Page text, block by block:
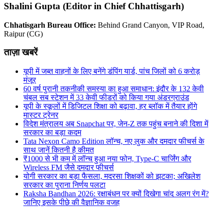
Shalini Gupta (Editor in Chief Chhattisgarh)
Chhatisgarh Bureau Office: Behind Grand Canyon, VIP Road,
Raipur (CG)
ताज़ा खबरें
यूपी में जब्त वाहनों के लिए बनेंगे डंपिंग यार्ड, पांच जिलों को 6 करोड़
मंजूर
60 वर्ष पुरानी तकनीकी समस्या का हुआ समाधान: इंदौर के 132 केवी
चंबल सब स्टेशन में 33 केवी फीडरों को किया गया अंडरग्राउंड
यूपी के स्कूलों में डिजिटल शिक्षा को बढ़ावा, हर ब्लॉक में तैयार होंगे
मास्टर ट्रेनर
विदेश मंत्रालय अब Snapchat पर, जेन-Z तक पहुंच बनाने की दिशा में
सरकार का बड़ा कदम
Tata Nexon Camo Edition लॉन्च, नए लुक और दमदार फीचर्स के
साथ जानें कितनी है कीमत
₹1000 से भी कम में लॉन्च हुआ नया फोन, Type-C चार्जिंग और
Wireless FM जैसे दमदार फीचर्स
योगी सरकार का बड़ा फैसला, मदरसा शिक्षकों को झटका; अखिलेश
सरकार का पुराना निर्णय पलटा
Raksha Bandhan 2026: रक्षाबंधन पर क्यों दिखेगा चांद अलग रंग में?
जानिए इसके पीछे की वैज्ञानिक वजह